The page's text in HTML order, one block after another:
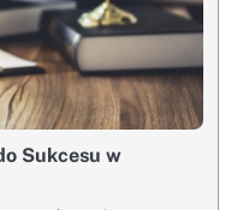
Sukcesu w